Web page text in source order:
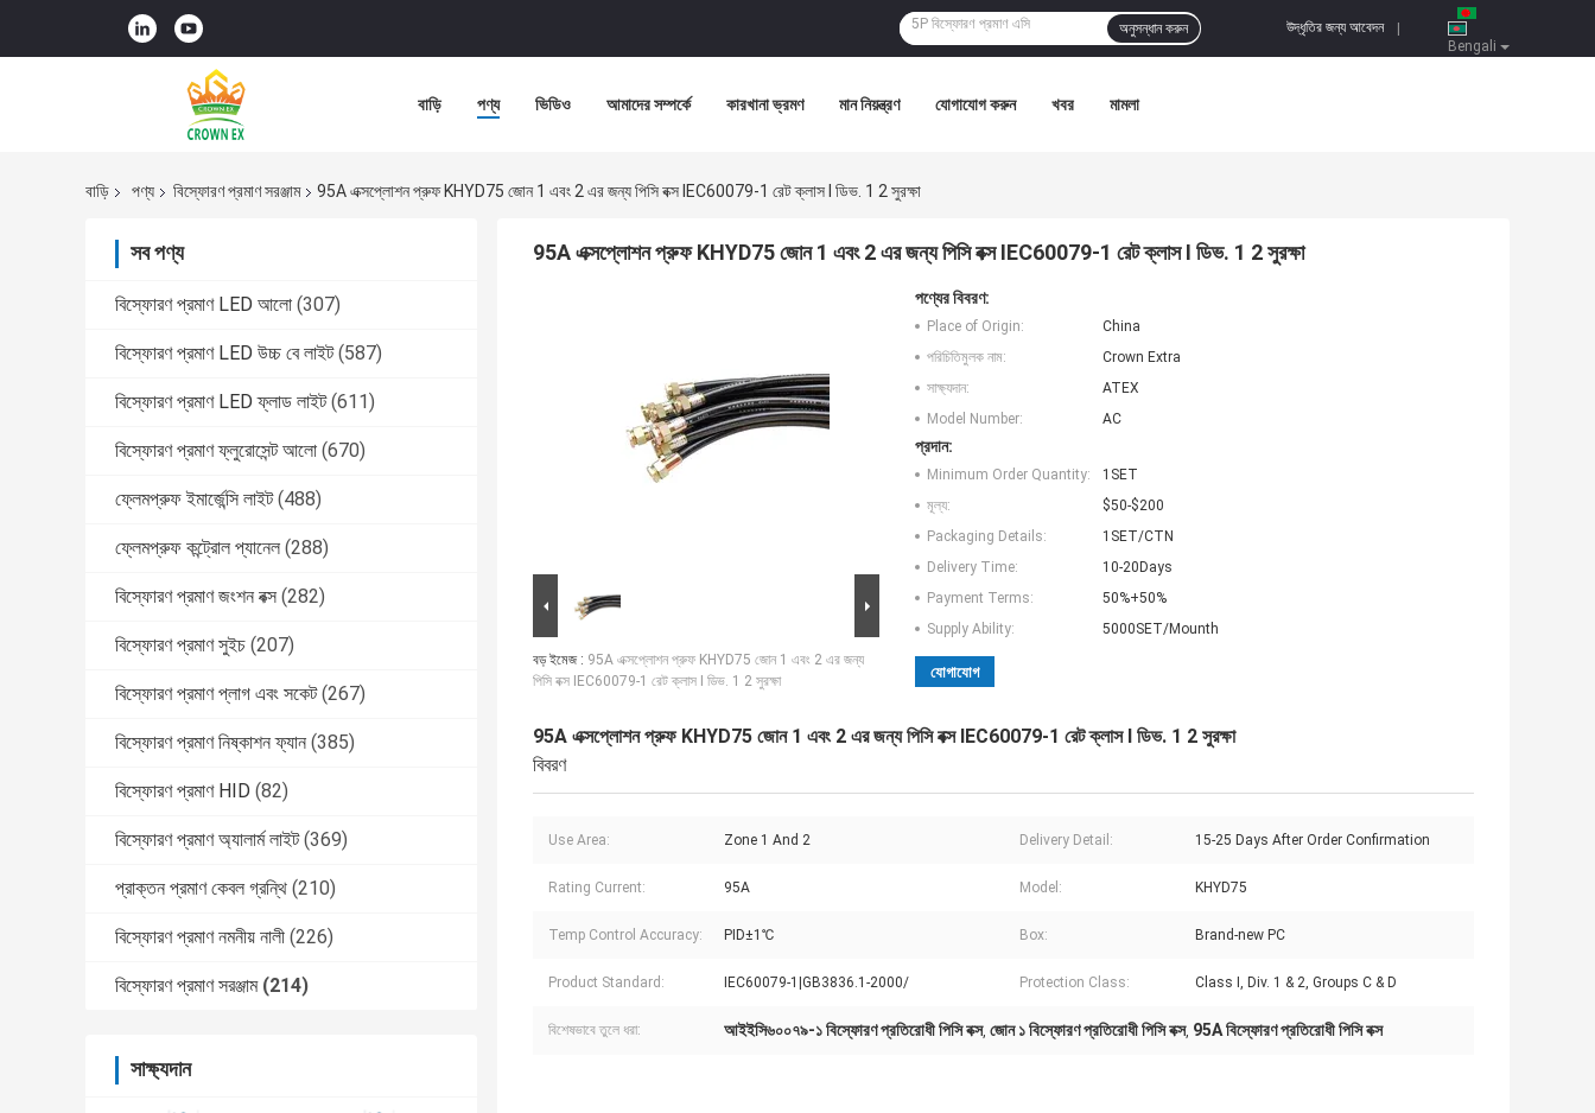
Bengali
উদ্ধৃতির জন্য আবেদন
অনুসন্ধান করুন
বাড়ি পণ্য ভিডিও আমাদের সম্পর্কে কারখানা ভ্রমণ মান নিয়ন্ত্রণ যোগাযোগ করুন খবর মামলা
বাড়ি পণ্য বিস্ফোরণ প্রমাণ সরঞ্জাম 95A এক্সপ্লোশন প্রুফ KHYD75 জোন 1 এবং 2 এর জন্য পিসি বক্স IEC60079-1 রেট ক্লাস I ডিভ. 1 2 সুরক্ষা
সব পণ্য
বিস্ফোরণ প্রমাণ LED আলো (307)
বিস্ফোরণ প্রমাণ LED উচ্চ বে লাইট (587)
বিস্ফোরণ প্রমাণ LED ফ্লাড লাইট (611)
বিস্ফোরণ প্রমাণ ফ্লুরোসেন্ট আলো (670)
ফ্লেমপ্রুফ ইমার্জেন্সি লাইট (488)
ফ্লেমপ্রুফ কন্ট্রোল প্যানেল (288)
বিস্ফোরণ প্রমাণ জংশন বক্স (282)
বিস্ফোরণ প্রমাণ সুইচ (207)
বিস্ফোরণ প্রমাণ প্লাগ এবং সকেট (267)
বিস্ফোরণ প্রমাণ নিষ্কাশন ফ্যান (385)
বিস্ফোরণ প্রমাণ HID (82)
বিস্ফোরণ প্রমাণ অ্যালার্ম লাইট (369)
প্রাক্তন প্রমাণ কেবল গ্রন্থি (210)
বিস্ফোরণ প্রমাণ নমনীয় নালী (226)
বিস্ফোরণ প্রমাণ সরঞ্জাম (214)
সাক্ষ্যদান
95A এক্সপ্লোশন প্রুফ KHYD75 জোন 1 এবং 2 এর জন্য পিসি বক্স IEC60079-1 রেট ক্লাস I ডিভ. 1 2 সুরক্ষা
বড় ইমেজ : 95A এক্সপ্লোশন প্রুফ KHYD75 জোন 1 এবং 2 এর জন্য
পিসি বক্স IEC60079-1 রেট ক্লাস I ডিভ. 1 2 সুরক্ষা
পণ্যের বিবরণ:
Place of Origin:
China
পরিচিতিমুলক নাম:
Crown Extra
সাক্ষ্যদান:
ATEX
Model Number:
AC
প্রদান:
Minimum Order Quantity:
1SET
মূল্য:
$50-$200
Packaging Details:
1SET/CTN
Delivery Time:
10-20Days
Payment Terms:
50%+50%
Supply Ability:
5000SET/Mounth
যোগাযোগ
95A এক্সপ্লোশন প্রুফ KHYD75 জোন 1 এবং 2 এর জন্য পিসি বক্স IEC60079-1 রেট ক্লাস I ডিভ. 1 2 সুরক্ষা
বিবরণ
Use Area: Zone 1 And 2 Delivery Detail: 15-25 Days After Order Confirmation
Rating Current: 95A Model: KHYD75
Temp Control Accuracy: PID±1℃ Box: Brand-new PC
Product Standard: IEC60079-1|GB3836.1-2000/ Protection Class: Class I, Div. 1 & 2, Groups C & D
বিশেষভাবে তুলে ধরা: আইইসি৬০০৭৯-১ বিস্ফোরণ প্রতিরোধী পিসি বক্স, জোন ১ বিস্ফোরণ প্রতিরোধী পিসি বক্স, 95A বিস্ফোরণ প্রতিরোধী পিসি বক্স